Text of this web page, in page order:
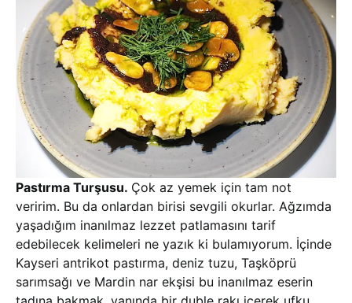
Pastırma Turşusu. Çok az yemek için tam not
veririm. Bu da onlardan birisi sevgili okurlar. Ağzımda
yaşadığım inanılmaz lezzet patlamasını tarif
edebilecek kelimeleri ne yazık ki bulamıyorum. İçinde
Kayseri antrikot pastırma, deniz tuzu, Taşköprü
sarımsağı ve Mardin nar ekşisi bu inanılmaz eserin